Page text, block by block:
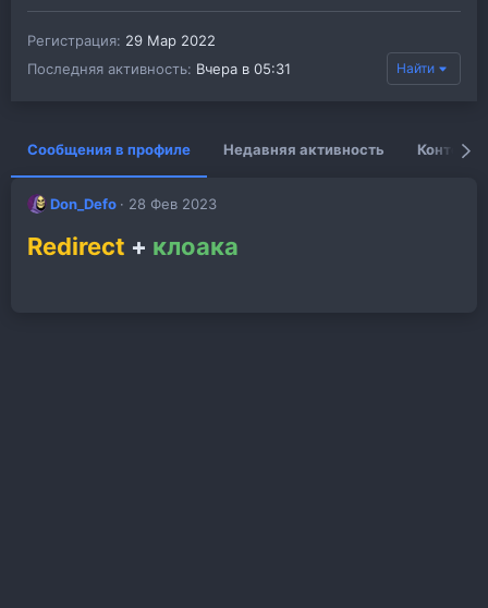
Регистрация 29 Мар 2022
Последняя активность Вчера в 05:31 Найти
Сообщения в профиле Недавняя активность Контент
Don_Defo 28 Фев 2023
Redirect + клоака